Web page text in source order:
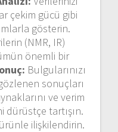
çekim gücü gibi
gösterin.
(NMR, IR)
önemli bir
Bulgularınızı
sonuçları
ve verim
tartışın.
ilişkilendirin.